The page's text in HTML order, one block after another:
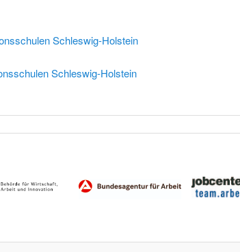
Schleswig-Holstein
Schleswig-Holstein